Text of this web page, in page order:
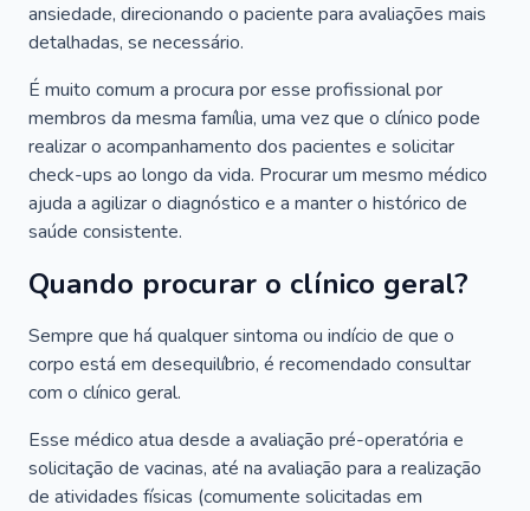
ansiedade, direcionando o paciente para avaliações mais
detalhadas, se necessário.
É muito comum a procura por esse profissional por
membros da mesma família, uma vez que o clínico pode
realizar o acompanhamento dos pacientes e solicitar
check-ups ao longo da vida. Procurar um mesmo médico
ajuda a agilizar o diagnóstico e a manter o histórico de
saúde consistente.
Quando procurar o clínico geral?
Sempre que há qualquer sintoma ou indício de que o
corpo está em desequilíbrio, é recomendado consultar
com o clínico geral.
Esse médico atua desde a avaliação pré-operatória e
solicitação de vacinas, até na avaliação para a realização
de atividades físicas (comumente solicitadas em